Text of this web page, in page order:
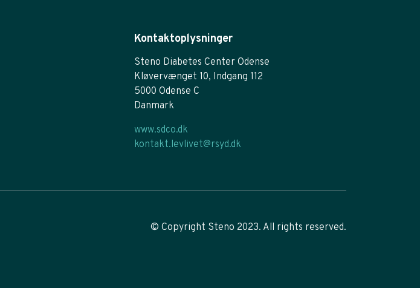
Kontaktoplysninger
Steno Diabetes Center Odense
Kløvervænget 10, Indgang 112
5000 Odense C
Danmark
www.sdco.dk
kontakt.levlivet@rsyd.dk
© Copyright Steno 2023. All rights reserved.